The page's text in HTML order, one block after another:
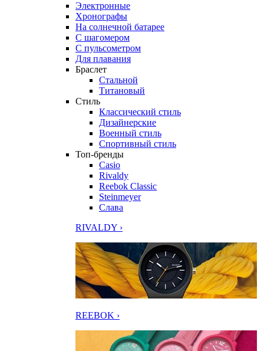
Электронные
Хронографы
На солнечной батарее
С шагомером
С пульсометром
Для плавания
Браслет
Стальной
Титановый
Стиль
Классический стиль
Дизайнерские
Военный стиль
Спортивный стиль
Топ-бренды
Casio
Rivaldy
Reebok Classic
Steinmeyer
Слава
RIVALDY ›
REEBOK ›